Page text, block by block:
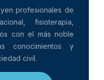
profesionales de
fisioterapia,
con el más noble
conocimientos y
civil.